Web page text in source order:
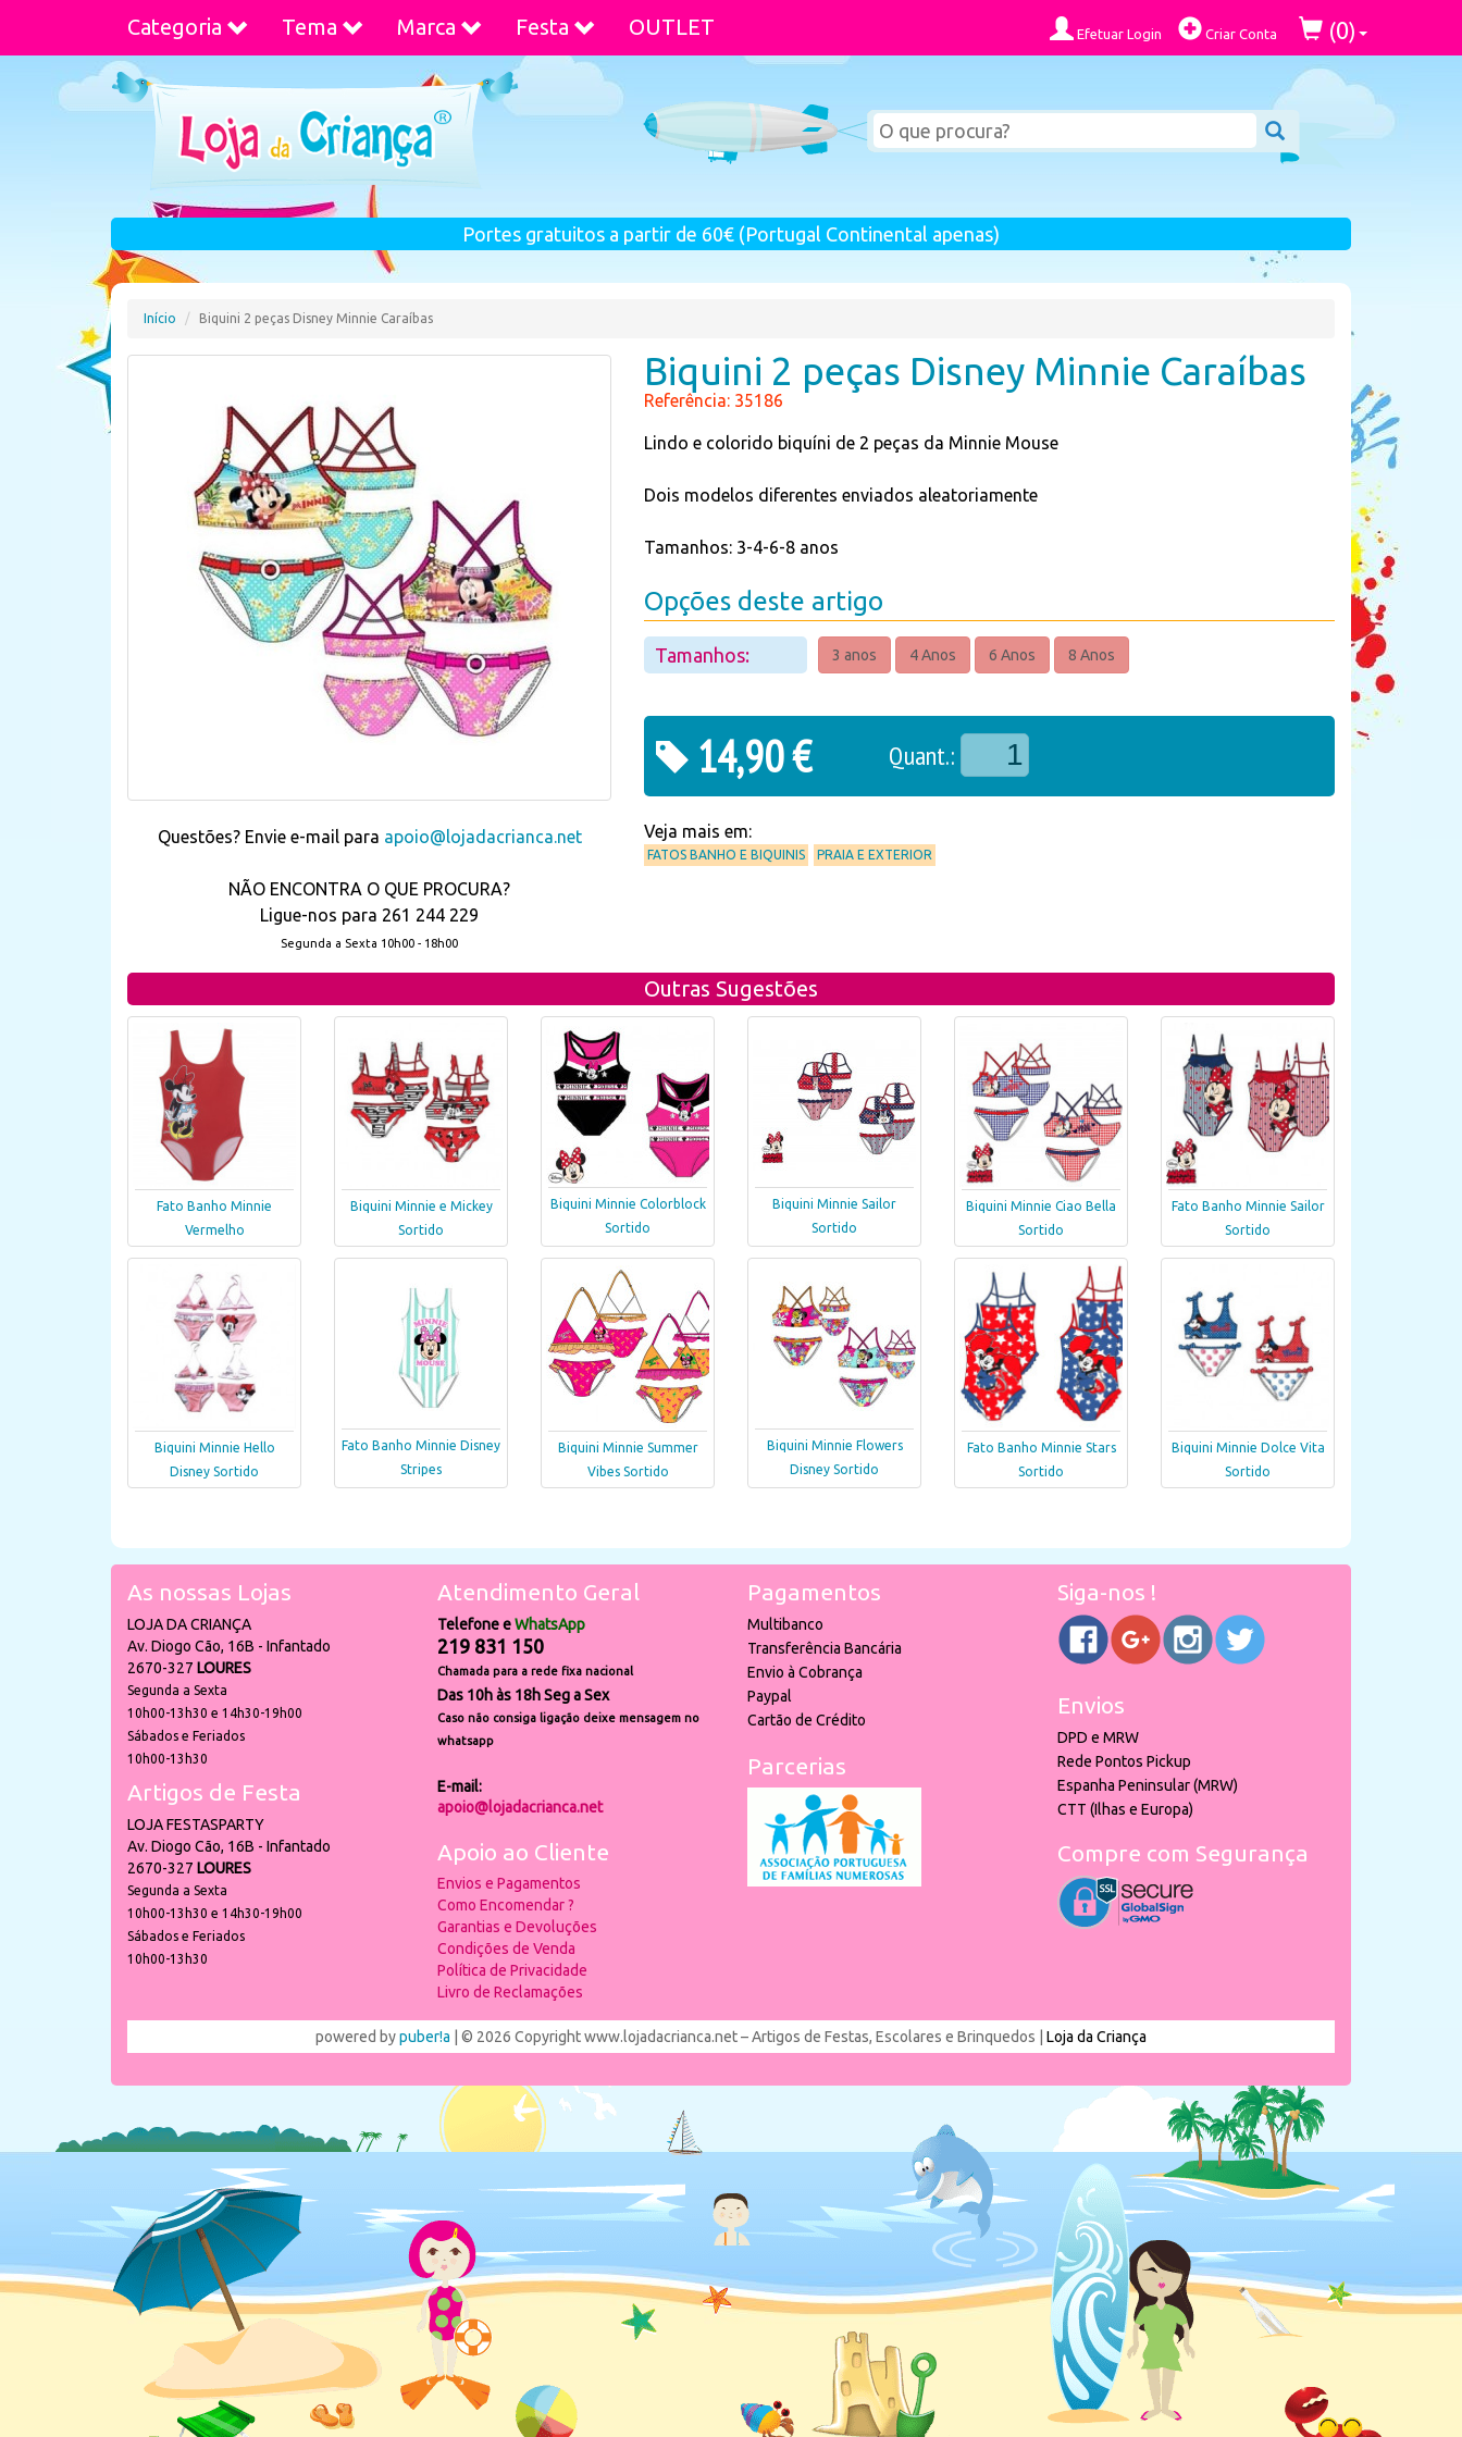
Categoria Tema Marca Festa OUTLET Efetuar Login Criar Conta (0)
Portes gratuitos a partir de 60€ (Portugal Continental apenas)
Início Biquini 2 peças Disney Minnie Caraíbas
Questões? Envie e-mail para apoio@lojadacrianca.net
NÃO ENCONTRA O QUE PROCURA?
Ligue-nos para 261 244 229
Segunda a Sexta 10h00 - 18h00
Biquini 2 peças Disney Minnie Caraíbas
Referência: 35186
Lindo e colorido biquíni de 2 peças da Minnie Mouse
Dois modelos diferentes enviados aleatoriamente
Tamanhos: 3-4-6-8 anos
Opções deste artigo
Tamanhos: 3 anos 4 Anos 6 Anos 8 Anos
14,90 € Quant.:
Veja mais em:
FATOS BANHO E BIQUINIS PRAIA E EXTERIOR
Outras Sugestões
Fato Banho Minnie
Vermelho
Biquini Minnie e Mickey
Sortido
Biquini Minnie Colorblock
Sortido
Biquini Minnie Sailor
Sortido
Biquini Minnie Ciao Bella
Sortido
Fato Banho Minnie Sailor
Sortido
Biquini Minnie Hello
Disney Sortido
Fato Banho Minnie Disney
Stripes
Biquini Minnie Summer
Vibes Sortido
Biquini Minnie Flowers
Disney Sortido
Fato Banho Minnie Stars
Sortido
Biquini Minnie Dolce Vita
Sortido
As nossas Lojas
LOJA DA CRIANÇA
Av. Diogo Cão, 16B - Infantado
2670-327 LOURES
Segunda a Sexta
10h00-13h30 e 14h30-19h00
Sábados e Feriados
10h00-13h30
Artigos de Festa
LOJA FESTASPARTY
Av. Diogo Cão, 16B - Infantado
2670-327 LOURES
Segunda a Sexta
10h00-13h30 e 14h30-19h00
Sábados e Feriados
10h00-13h30
Atendimento Geral
Telefone eWhatsApp
219 831 150
Chamada para a rede fixa nacional
Das 10h às 18h Seg a Sex
Caso não consiga ligação deixe mensagem no
whatsapp
E-mail:
apoio@lojadacrianca.net
Apoio ao Cliente
Envios e Pagamentos
Como Encomendar ?
Garantias e Devoluções
Condições de Venda
Política de Privacidade
Livro de Reclamações
Pagamentos
Multibanco
Transferência Bancária
Envio à Cobrança
Paypal
Cartão de Crédito
Parcerias
Siga-nos !
Envios
DPD e MRW
Rede Pontos Pickup
Espanha Peninsular (MRW)
CTT (Ilhas e Europa)
Compre com Segurança
powered bypuber!a | © 2026 Copyright www.lojadacrianca.net – Artigos de Festas, Escolares e Brinquedos | Loja da Criança